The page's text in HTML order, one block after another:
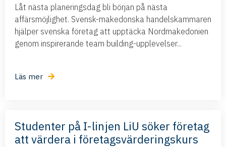
Låt nästa planeringsdag bli början på nästa
affärsmöjlighet. Svensk-makedonska handelskammaren
hjälper svenska företag att upptäcka Nordmakedonien
genom inspirerande team building-upplevelser...
Läs mer
Studenter på I-linjen LiU söker företag
att värdera i företagsvärderingskurs